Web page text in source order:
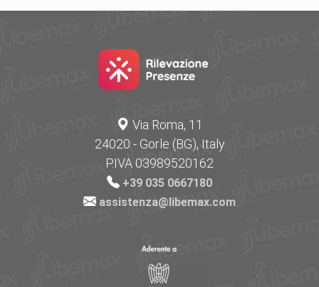
Via Roma, 11
24020 - Gorle (BG), Italy
P.IVA 03989520162
+39 035 0667180
assistenza@libemax.com